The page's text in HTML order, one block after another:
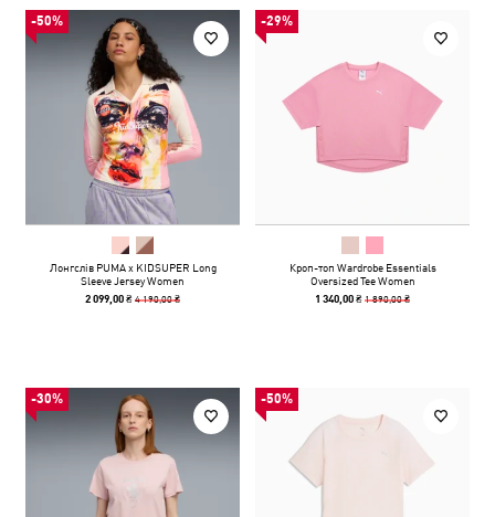
-50%
Лонгслів PUMA x KIDSUPER Long
Sleeve Jersey Women
2 099,00 ₴4 190,00 ₴
-29%
Кроп-топ Wardrobe Essentials
Oversized Tee Women
1 340,00 ₴1 890,00 ₴
-30% -50%